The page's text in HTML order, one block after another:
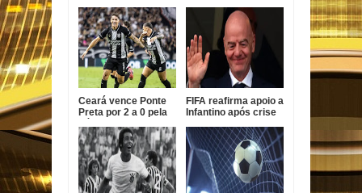
Fluminense
Ceará vence Ponte
Preta por 2 a 0 pela
FIFA reafirma apoio a
Infantino após crise
comercial